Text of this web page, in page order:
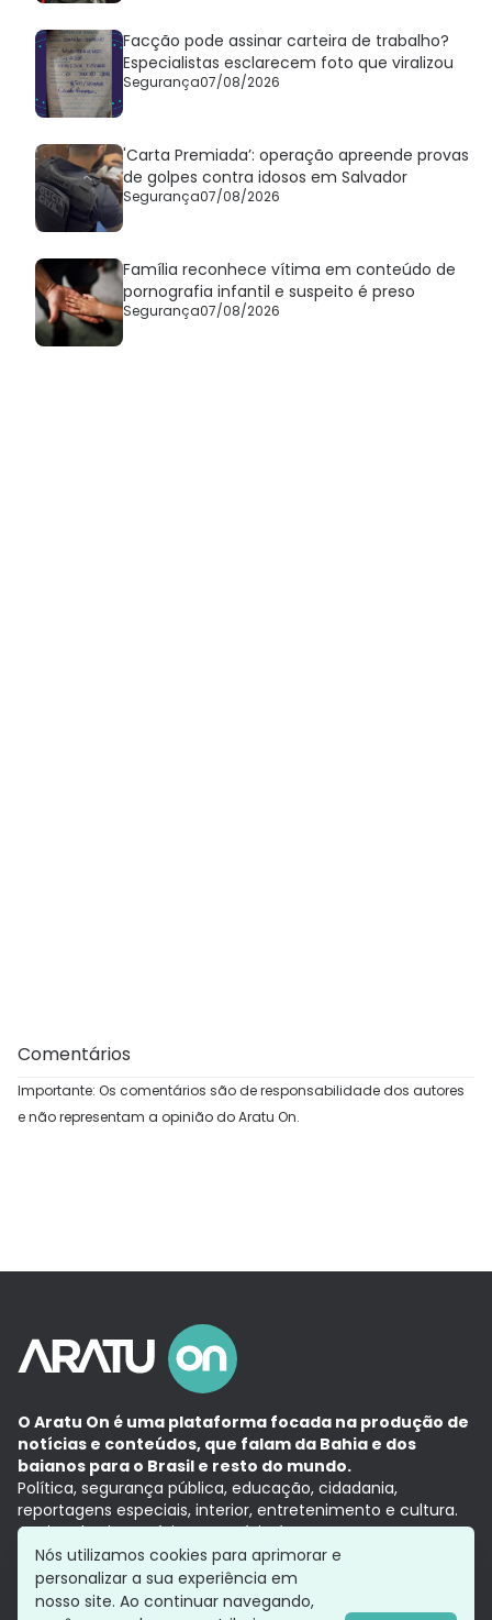
Facção pode assinar carteira de trabalho?
Especialistas esclarecem foto que viralizou
Segurança07/08/2026
'Carta Premiada’: operação apreende provas
de golpes contra idosos em Salvador
Segurança07/08/2026
Família reconhece vítima em conteúdo de
pornografia infantil e suspeito é preso
Segurança07/08/2026
Comentários
Importante: Os comentários são de responsabilidade dos autores
e não representam a opinião do Aratu On.
O Aratu On é uma plataforma focada na produção de
notícias e conteúdos, que falam da Bahia e dos
baianos para o Brasil e resto do mundo.
Política, segurança pública, educação, cidadania,
reportagens especiais, interior, entretenimento e cultura.
Aqui, tudo vira notícia e a notícia é no tempo presente,
com a credibilidade do Grupo Aratu.
Grupo Aratu
Política de privacidade
Nós utilizamos cookies para aprimorar e
personalizar a sua experiência em
nosso site. Ao continuar navegando,